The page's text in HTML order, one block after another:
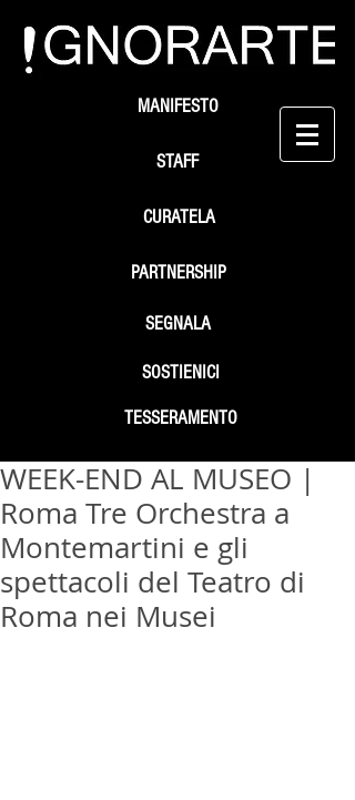
STAFF
SEGNALA
SOSTIENICI
MANIFESTO
PARTNERSHIP
TESSERAMENTO
CURATELA
WEEK-END AL MUSEO |
Roma Tre Orchestra a
Montemartini e gli
spettacoli del Teatro di
Roma nei Musei